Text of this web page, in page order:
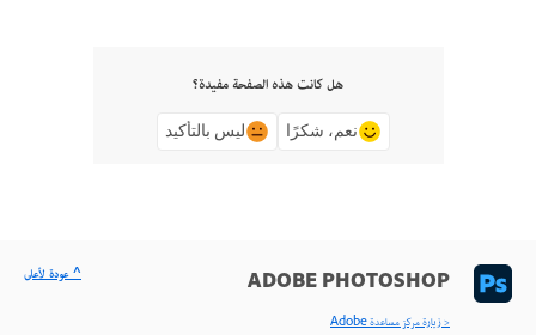
هل كانت هذه الصفحة مفيدة؟
نعم، شكرًا ليس بالتأكيد
ADOBE PHOTOSHOP
< زيارة مركز مساعدة Adobe
^ عودة لأعلى